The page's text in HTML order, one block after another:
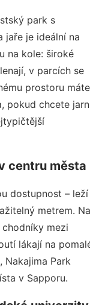
park s
jaře je ideální na
na kole: široké
v parcích se
prostoru máte
pokud chcete
centru města
dostupnost – leží
metrem. Na
mezi
lákají na
Park
v Sapporu.